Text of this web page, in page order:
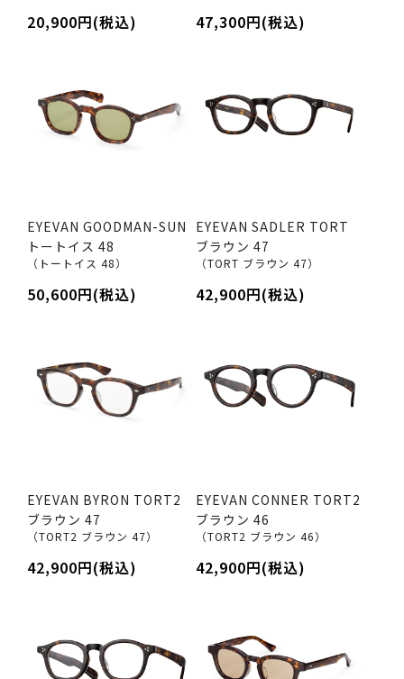
20,900円(税込) 47,300円(税込)
EYEVAN GOODMAN-SUN
トートイス 48
（トートイス 48）
50,600円(税込)
EYEVAN SADLER TORT
ブラウン 47
（TORT ブラウン 47）
42,900円(税込)
EYEVAN BYRON TORT2
ブラウン 47
（TORT2 ブラウン 47）
42,900円(税込)
EYEVAN CONNER TORT2
ブラウン 46
（TORT2 ブラウン 46）
42,900円(税込)